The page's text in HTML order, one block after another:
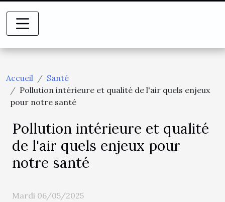
Accueil
Santé
Pollution intérieure et qualité de l'air quels enjeux
pour notre santé
Pollution intérieure et qualité
de l'air quels enjeux pour
notre santé
Mardi 06/05/2025